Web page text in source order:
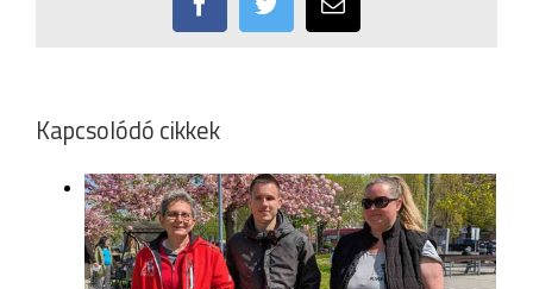
FacebookTwitterEmail:
Kapcsolódó cikkek